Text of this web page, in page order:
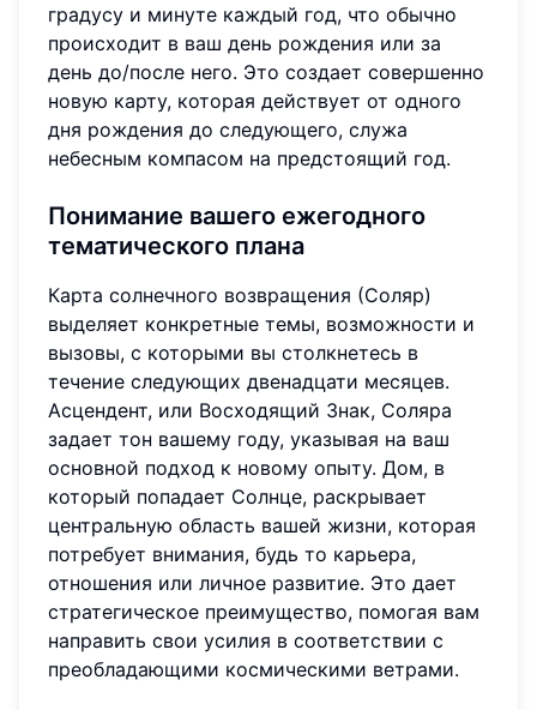
градусу и минуте каждый год, что обычно
происходит в ваш день рождения или за
день до/после него. Это создает совершенно
новую карту, которая действует от одного
дня рождения до следующего, служа
небесным компасом на предстоящий год.
Понимание вашего ежегодного
тематического плана
Карта солнечного возвращения (Соляр)
выделяет конкретные темы, возможности и
вызовы, с которыми вы столкнетесь в
течение следующих двенадцати месяцев.
Асцендент, или Восходящий Знак, Соляра
задает тон вашему году, указывая на ваш
основной подход к новому опыту. Дом, в
который попадает Солнце, раскрывает
центральную область вашей жизни, которая
потребует внимания, будь то карьера,
отношения или личное развитие. Это дает
стратегическое преимущество, помогая вам
направить свои усилия в соответствии с
преобладающими космическими ветрами.